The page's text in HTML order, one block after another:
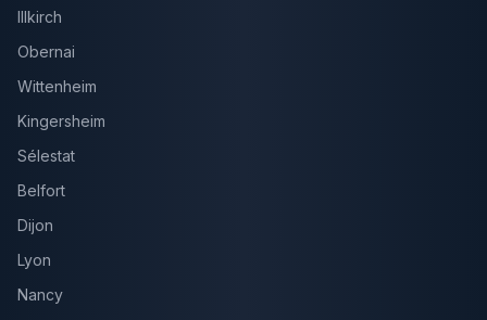
Illkirch
Obernai
Wittenheim
Kingersheim
Sélestat
Belfort
Dijon
Lyon
Nancy